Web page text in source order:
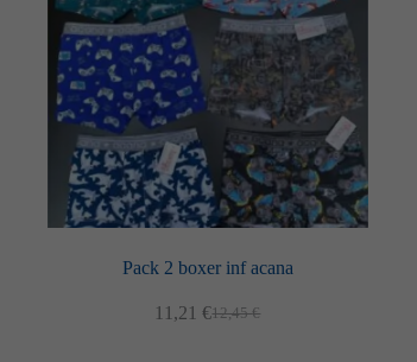
Pack 2 boxer inf acana
12,45€
El
11,21€El